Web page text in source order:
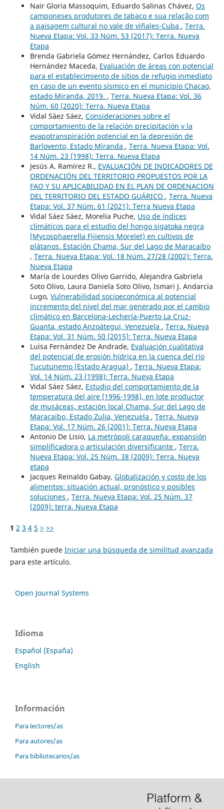
Nair Gloria Massoquim, Eduardo Salinas Chávez, Os
camponeses produtores de tabaco e sua relação com
a paisagem cultural no vale de viñales-Cuba , Terra.
Nueva Etapa: Vol. 33 Núm. 53 (2017): Terra. Nueva
Etapa
Brenda Gabriela Gómez Hernández, Carlos Eduardo
Hernández Maceda, Evaluación de áreas con potencial
para el establecimiento de sitios de refugio inmediato
en caso de un evento sísmico en el municipio Chacao,
estado Miranda, 2019. , Terra. Nueva Etapa: Vol. 36
Núm. 60 (2020): Terra. Nueva Etapa
Vidal Sáez Sáez, Consideraciones sobre el
comportamiento de la relación precipitación y la
evapotranspiración potencial en la depresión de
Barlovento, Estado Miranda , Terra. Nueva Etapa: Vol.
14 Núm. 23 (1998): Terra. Nueva Etapa
Jesús A. Ramírez R., EVALUACIÓN DE INDICADORES DE
ORDENACIÓN DEL TERRITORIO PROPUESTOS POR LA
FAO Y SU APLICABILIDAD EN EL PLAN DE ORDENACION
DEL TERRITORIO DEL ESTADO GUÁRICO , Terra. Nueva
Etapa: Vol. 37 Núm. 61 (2021): Terra Nueva Etapa
Vidal Sáez Sáez, Morelia Puche, Uso de índices
climáticos para el estudio del hongo sigatoka negra
(Mycosphaerella Fijiensis Morelet) en cultivos de
plátanos. Estación Chama, Sur del Lago de Maracaibo
, Terra. Nueva Etapa: Vol. 18 Núm. 27/28 (2002): Terra.
Nueva Etapa
María de Lourdes Olivo Garrido, Alejandra Gabriela
Soto Olivo, Laura Daniela Soto Olivo, Ismari J. Andarcia
Lugo, Vulnerabilidad socioeconómica al potencial
incremento del nivel del mar generado por el cambio
climático en Barcelona-Lechería-Puerto La Cruz-
Guanta, estado Anzoátegui, Venezuela , Terra. Nueva
Etapa: Vol. 31 Núm. 50 (2015): Terra. Nueva Etapa
Luisa Fernández De Andrade, Evaluación cualitativa
del potencial de erosión hídrica en la cuenca del río
Tucutunemo (Estado Aragua) , Terra. Nueva Etapa:
Vol. 14 Núm. 23 (1998): Terra. Nueva Etapa
Vidal Sáez Sáez, Estudio del comportamiento de la
temperatura del aire (1996-1998), en lote productor
de musáceas, estación local Chama, Sur del Lago de
Maracaibo, Estado Zulia, Venezuela , Terra. Nueva
Etapa: Vol. 17 Núm. 26 (2001): Terra. Nueva Etapa
Antonio De Lisio, La metrópoli caraqueña: expansión
simplificadora o articulación diversificante , Terra.
Nueva Etapa: Vol. 25 Núm. 38 (2009): Terra. Nueva
etapa
Jacques Reinaldo Gabay, Globalización y costo de los
alimentos: situación actual, pronóstico y posibles
soluciones , Terra. Nueva Etapa: Vol. 25 Núm. 37
(2009): terra. Nueva Etapa
1 2 3 4 5 > >>
También puede Iniciar una búsqueda de similitud avanzada
para este artículo.
Open Journal Systems
Idioma
Español (España)
English
Información
Para lectores/as
Para autores/as
Para bibliotecarios/as